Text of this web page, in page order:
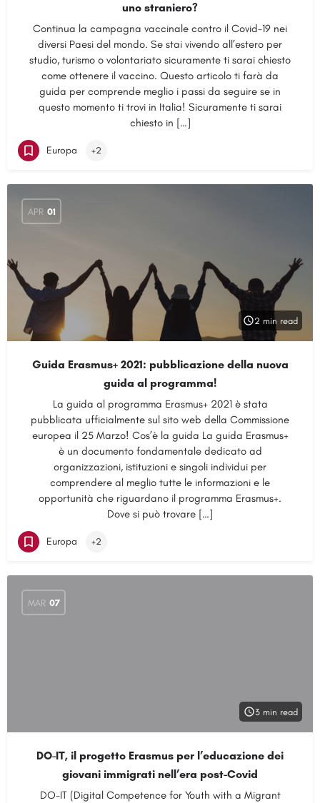
uno straniero?
Continua la campagna vaccinale contro il Covid-19 nei
diversi Paesi del mondo. Se stai vivendo all’estero per
studio, turismo o volontariato sicuramente ti sarai chiesto
come ottenere il vaccino. Questo articolo ti farà da
guida per comprende meglio i passi da seguire se in
questo momento ti trovi in Italia! Sicuramente ti sarai
chiesto in […]
Europa +2
APR 01
2 min read
Guida Erasmus+ 2021: pubblicazione della nuova
guida al programma!
La guida al programma Erasmus+ 2021 è stata
pubblicata ufficialmente sul sito web della Commissione
europea il 25 Marzo! Cos’è la guida La guida Erasmus+
è un documento fondamentale dedicato ad
organizzazioni, istituzioni e singoli individui per
comprendere al meglio tutte le informazioni e le
opportunità che riguardano il programma Erasmus+.
Dove si può trovare […]
Europa +2
MAR 07
3 min read
DO-IT, il progetto Erasmus per l’educazione dei
giovani immigrati nell’era post-Covid
DO-IT (Digital Competence for Youth with a Migrant